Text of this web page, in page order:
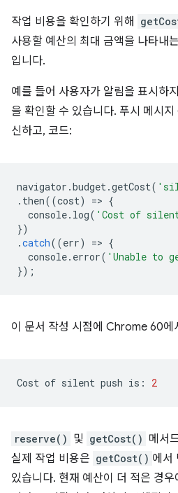
작업 비용을 확인하기 위해
사용할 예산의 최대 금액을 나타내
입니다.
예를 들어 사용자가 알림을 표시하
을 확인할 수 있습니다. 푸시 메시
신하고, 코드:
navigator .budget.getCost(
. then((cost) => {
console. log( 'Cost of
})
.catch((err) => {
console. error( 'Unable to
});
이 문서 작성 시점에 Chrome 60에
Cost of silent push is: 2
reserve() 및 getCost() 메서
실제 작업 비용은 getCost() 에서
있습니다. 현재 예산이 더 적은 경